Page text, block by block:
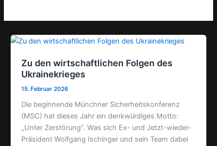
Zu den wirtschaftlichen Folgen des
Ukrainekrieges
15. Februar 2026
Die beginnende Münchner Sicherheitskonferenz
(MSC) hat dieses Jahr ein denkwürdiges Motto:
„Unter Zerstörung“. Was sich Ex- und Jetzt-wieder-
Präsident Wolfgang Ischinger und sein Team dabei